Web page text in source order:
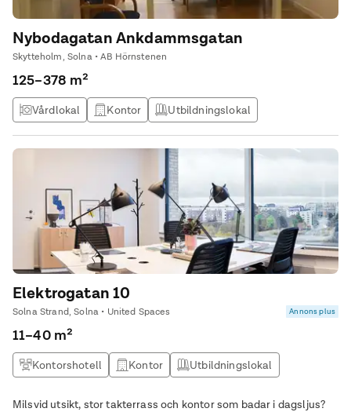
Nybodagatan Ankdammsgatan
Skytteholm, Solna • AB Hörnstenen
125–378 m²
Vårdlokal Kontor Utbildningslokal
Elektrogatan 10
Solna Strand, Solna • United Spaces Annons plus
11–40 m²
Kontorshotell Kontor
Utbildningslokal
Milsvid utsikt, stor takterrass och kontor som badar i dagsljus?